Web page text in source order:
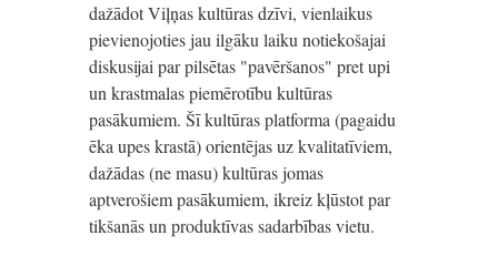
dažādot Viļņas kultūras dzīvi, vienlaikus
pievienojoties jau ilgāku laiku notiekošajai
diskusijai par pilsētas "pavēršanos" pret upi
un krastmalas piemērotību kultūras
pasākumiem. Šī kultūras platforma (pagaidu
ēka upes krastā) orientējas uz kvalitatīviem,
dažādas (ne masu) kultūras jomas
aptverošiem pasākumiem, ikreiz kļūstot par
tikšanās un produktīvas sadarbības vietu.